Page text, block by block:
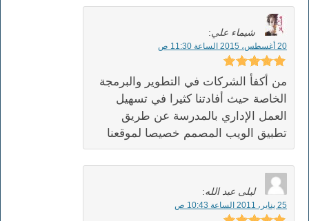
شيماء علي:
20 أغسطس، 2015 الساعة 11:30 ص
من أكفأ الشركات في التطوير والبرمجة
الخاصة حيث أفادتنا كثيرا في تسهيل
العمل الإداري بالمدرسة عن طريق
تطبيق الويب المصمم خصيصا لموقعنا
ليلى عبد الله:
25 يناير، 2011 الساعة 10:43 ص